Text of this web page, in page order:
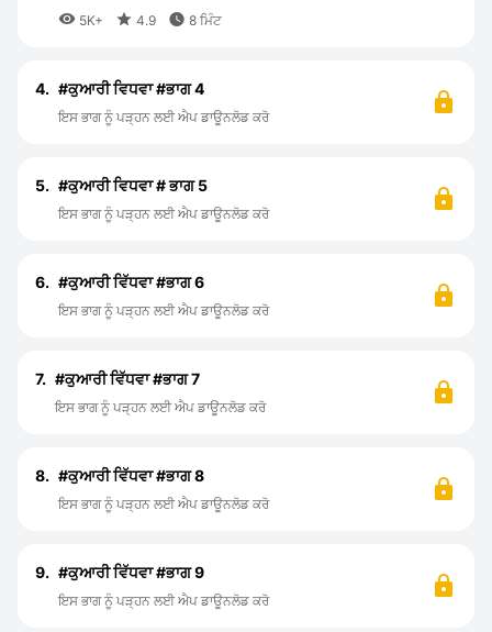
 5K+  4.9  8 ਮਿੰਟ
4. #ਕੁਆਰੀ ਵਿਧਵਾ #ਭਾਗ 4
ਇਸ ਭਾਗ ਨੂੰ ਪੜ੍ਹਨ ਲਈ ਐਪ ਡਾਊਨਲੋਡ ਕਰੋ
5. #ਕੁਆਰੀ ਵਿਧਵਾ # ਭਾਗ 5
ਇਸ ਭਾਗ ਨੂੰ ਪੜ੍ਹਨ ਲਈ ਐਪ ਡਾਊਨਲੋਡ ਕਰੋ
6. #ਕੁਆਰੀ ਵਿੱਧਵਾ #ਭਾਗ 6
ਇਸ ਭਾਗ ਨੂੰ ਪੜ੍ਹਨ ਲਈ ਐਪ ਡਾਊਨਲੋਡ ਕਰੋ
7. #ਕੁਆਰੀ ਵਿੱਧਵਾ #ਭਾਗ 7
ਇਸ ਭਾਗ ਨੂੰ ਪੜ੍ਹਨ ਲਈ ਐਪ ਡਾਊਨਲੋਡ ਕਰੋ
8. #ਕੁਆਰੀ ਵਿੱਧਵਾ #ਭਾਗ 8
ਇਸ ਭਾਗ ਨੂੰ ਪੜ੍ਹਨ ਲਈ ਐਪ ਡਾਊਨਲੋਡ ਕਰੋ
9. #ਕੁਆਰੀ ਵਿੱਧਵਾ #ਭਾਗ 9
ਇਸ ਭਾਗ ਨੂੰ ਪੜ੍ਹਨ ਲਈ ਐਪ ਡਾਊਨਲੋਡ ਕਰੋ